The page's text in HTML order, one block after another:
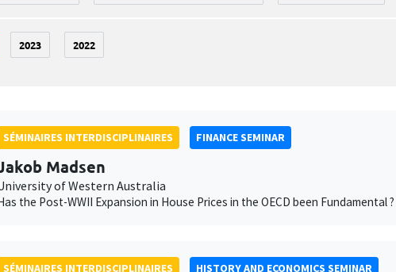
2023 2022
SÉMINAIRES INTERDISCIPLINAIRES FINANCE SEMINAR
Madsen
of Western Australia
the Post-WWII Expansion in House Prices in the OECD been Fundamental ?
SÉMINAIRES INTERDISCIPLINAIRES HISTORY AND ECONOMICS SEMINAR